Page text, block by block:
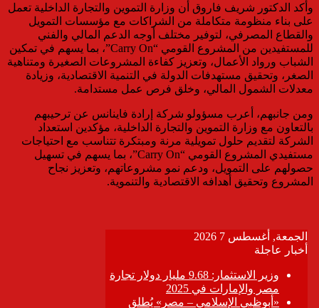
وأكد الدكتور شريف فاروق أن وزارة التموين والتجارة الداخلية تعمل
على بناء منظومة متكاملة من الشراكات مع مؤسسات التمويل
والقطاع المصرفي، لتوفير مختلف أوجه الدعم المالي والفني
للمستفيدين من المشروع القومي “Carry On”، بما يسهم في تمكين
الشباب ورواد الأعمال، وتعزيز كفاءة المشروعات الصغيرة ومتناهية
الصغر، وتحقيق مستهدفات الدولة في التنمية الاقتصادية، وزيادة
معدلات الشمول المالي، وخلق فرص عمل مستدامة.
ومن جانبهم، أعرب مسؤولو شركة إرادة فاينانس عن ترحيبهم
بالتعاون مع وزارة التموين والتجارة الداخلية، مؤكدين استعداد
الشركة لتقديم حلول تمويلية مرنة ومبتكرة تتناسب مع احتياجات
مستفيدي المشروع القومي “Carry On”، بما يسهم في تسهيل
حصولهم على التمويل، ودعم نمو مشروعاتهم، وتعزيز نجاح
المشروع وتحقيق أهدافه الاقتصادية والتنموية.